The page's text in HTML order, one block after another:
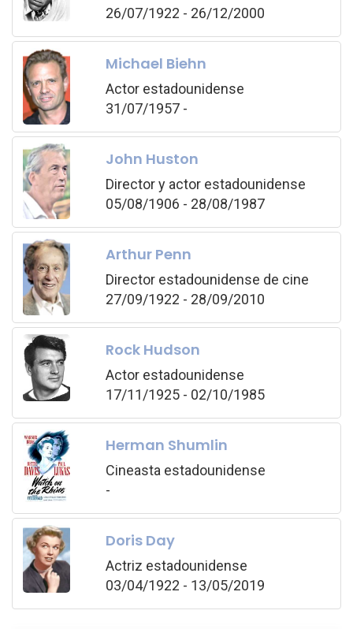
26/07/1922 - 26/12/2000
Michael Biehn
Actor estadounidense
31/07/1957 -
John Huston
Director y actor estadounidense
05/08/1906 - 28/08/1987
Arthur Penn
Director estadounidense de cine
27/09/1922 - 28/09/2010
Rock Hudson
Actor estadounidense
17/11/1925 - 02/10/1985
Herman Shumlin
Cineasta estadounidense
-
Doris Day
Actriz estadounidense
03/04/1922 - 13/05/2019